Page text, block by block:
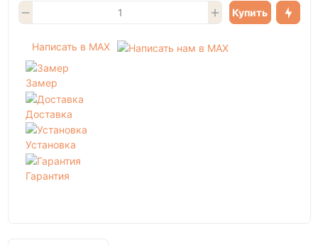
Купить
Написать в MAX
Замер
Доставка
Установка
Гарантия